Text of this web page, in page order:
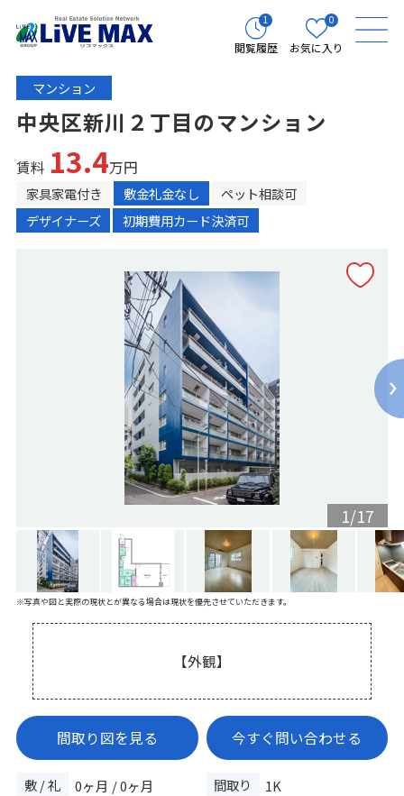
1
閲覧履歴
0
お気に入り
マンション
中央区新川２丁目のマンション
賃料 13.4万円
家具家電付き 敷金礼金なし
ペット相談可
デザイナーズ
初期費用カード決済可
1/17
※写真や図と実際の現状とが異なる場合は現状を優先させていただきます。
【外観】
間取り図を見る 今すぐ問い合わせる
敷 / 礼 0ヶ月 / 0ヶ月 間取り
1K